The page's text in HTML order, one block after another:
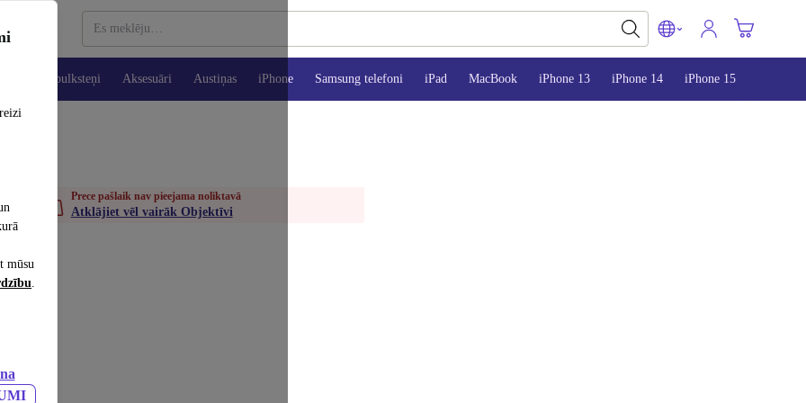
mūsu
.
Viedpulksteņi Aksesuāri Austiņas iPhone Samsung telefoni iPad MacBook iPhone 13 iPhone 14 iPhone 15
Prece pašlaik nav pieejama noliktavā
Atklājiet vēl vairāk Objektīvi